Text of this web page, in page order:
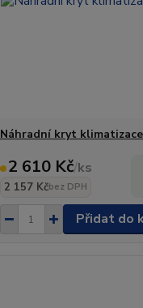
Náhradní kryt
2 610 Kč/ks
2 157 Kčbez DPH
Přidat do